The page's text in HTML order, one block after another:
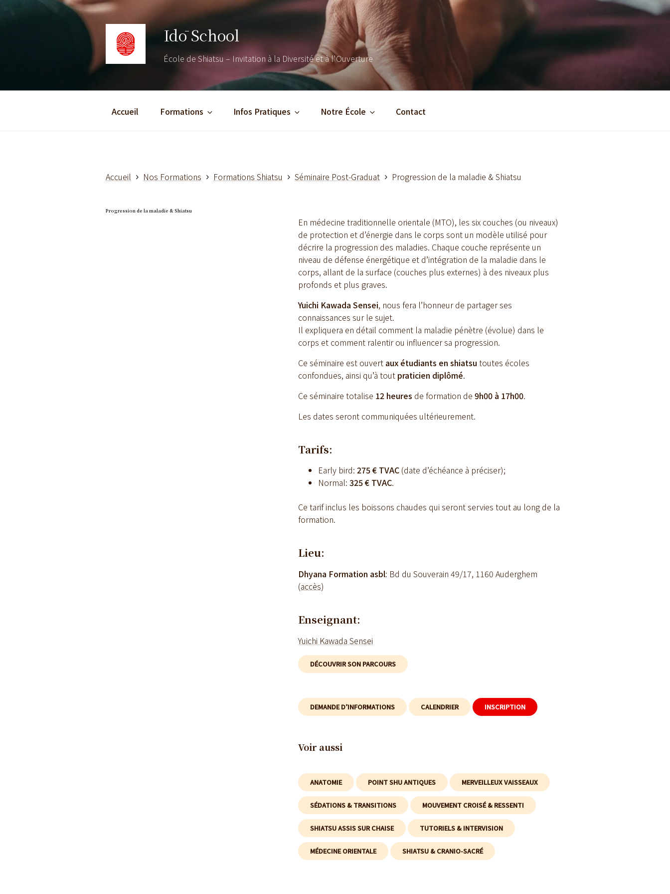
Idō School
École de Shiatsu – Invitation à la Diversité et à l'Ouverture
Accueil Formations Infos Pratiques Notre École Contact
Accueil Nos Formations Formations Shiatsu Séminaire Post-Graduat Progression de la maladie & Shiatsu
Progression de la maladie & Shiatsu
En médecine traditionnelle orientale (MTO), les six couches (ou niveaux)
de protection et d’énergie dans le corps sont un modèle utilisé pour
décrire la progression des maladies. Chaque couche représente un
niveau de défense énergétique et d’intégration de la maladie dans le
corps, allant de la surface (couches plus externes) à des niveaux plus
profonds et plus graves.
Yuichi Kawada Sensei, nous fera l’honneur de partager ses
connaissances sur le sujet.
Il expliquera en détail comment la maladie pénètre (évolue) dans le
corps et comment ralentir ou influencer sa progression.
Ce séminaire est ouvert aux étudiants en shiatsutoutes écoles
confondues, ainsi qu’à tout praticien diplômé.
Ce séminaire totalise 12 heures de formation de9h00 à 17h00.
Les dates seront communiquées ultérieurement.
Tarifs:
Early bird:275 € TVAC (date d’échéance à préciser);
Normal:325 € TVAC.
Ce tarif inclus les boissons chaudes qui seront servies tout au long de la
formation.
Lieu:
Dhyana Formation asbl: Bd du Souverain 49/17, 1160 Auderghem
(accès)
Enseignant:
Yuichi Kawada Sensei
DÉCOUVRIR SON PARCOURS
DEMANDE D’INFORMATIONS CALENDRIER INSCRIPTION
Voir aussi
ANATOMIE POINT SHU ANTIQUES MERVEILLEUX VAISSEAUX
SÉDATIONS & TRANSITIONS MOUVEMENT CROISÉ & RESSENTI
SHIATSU ASSIS SUR CHAISE TUTORIELS & INTERVISION
MÉDECINE ORIENTALE SHIATSU & CRANIO-SACRÉ